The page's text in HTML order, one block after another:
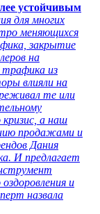
устойчивым
для многих
меняющихся
закрытие
на
трафика из
влияли на
те или
а наш
продажами и
Дания
И предлагает
и
назвала